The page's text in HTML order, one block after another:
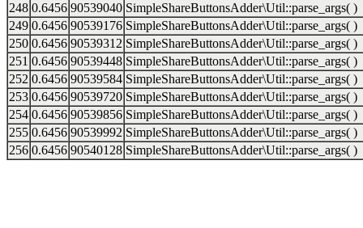
248 0.6456 90539040 SimpleShareButtonsAdder\Util::parse_args( )
249 0.6456 90539176 SimpleShareButtonsAdder\Util::parse_args( )
250 0.6456 90539312 SimpleShareButtonsAdder\Util::parse_args( )
251 0.6456 90539448 SimpleShareButtonsAdder\Util::parse_args( )
252 0.6456 90539584 SimpleShareButtonsAdder\Util::parse_args( )
253 0.6456 90539720 SimpleShareButtonsAdder\Util::parse_args( )
254 0.6456 90539856 SimpleShareButtonsAdder\Util::parse_args( )
255 0.6456 90539992 SimpleShareButtonsAdder\Util::parse_args( )
256 0.6456 90540128 SimpleShareButtonsAdder\Util::parse_args( )